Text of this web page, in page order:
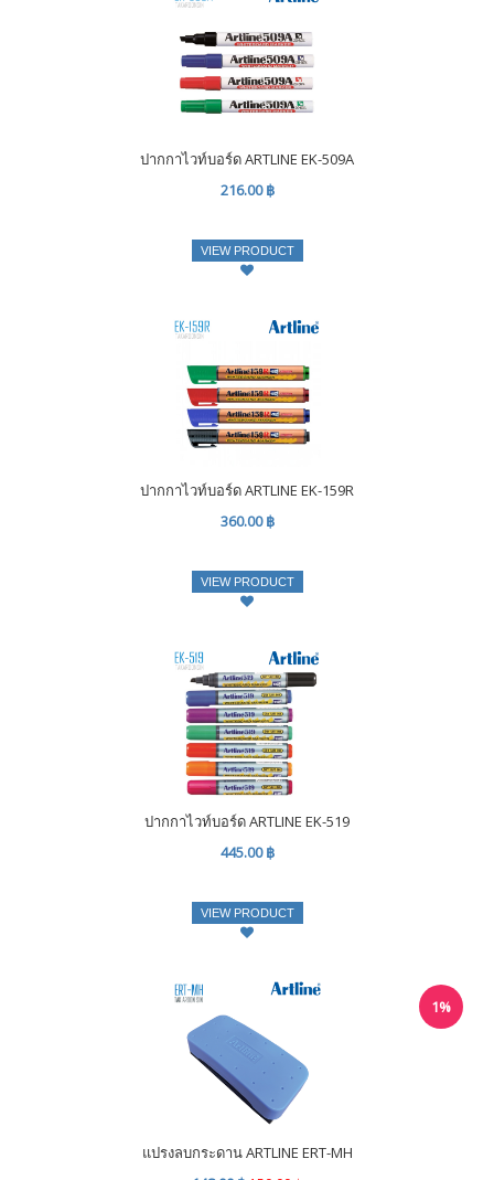
ปากกาไวท์บอร์ด ARTLINE EK-509A
216.00 ฿
VIEW PRODUCT
ปากกาไวท์บอร์ด ARTLINE EK-159R
360.00 ฿
VIEW PRODUCT
ปากกาไวท์บอร์ด ARTLINE EK-519
445.00 ฿
VIEW PRODUCT
แปรงลบกระดาน ARTLINE ERT-MH
1%